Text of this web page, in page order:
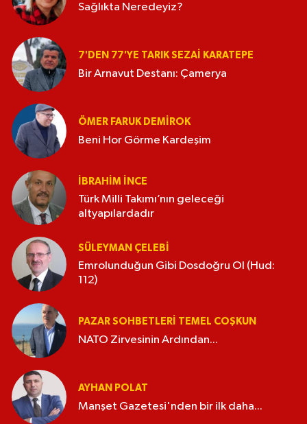
Sağlıkta Neredeyiz?
7'DEN 77'YE TARIK SEZAI KARATEPE
Bir Arnavut Destanı: Çamerya
ÖMER FARUK DEMIROK
Beni Hor Görme Kardeşim
İBRAHIM İNCE
Türk Milli Takımı’nın geleceği
altyapılardadır
SÜLEYMAN ÇELEBI
Emrolunduğun Gibi Dosdoğru Ol (Hud:
112)
PAZAR SOHBETLERI TEMEL COŞKUN
NATO Zirvesinin Ardından...
AYHAN POLAT
Manşet Gazetesi'nden bir ilk daha...